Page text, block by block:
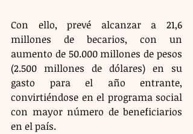
Con ello, prevé alcanzar a 21,6
millones de becarios, con un
aumento de 50.000 millones de pesos
(2.500 millones de dólares) en su
gasto para el año entrante,
convirtiéndose en el programa social
con mayor número de beneficiarios
en el país.